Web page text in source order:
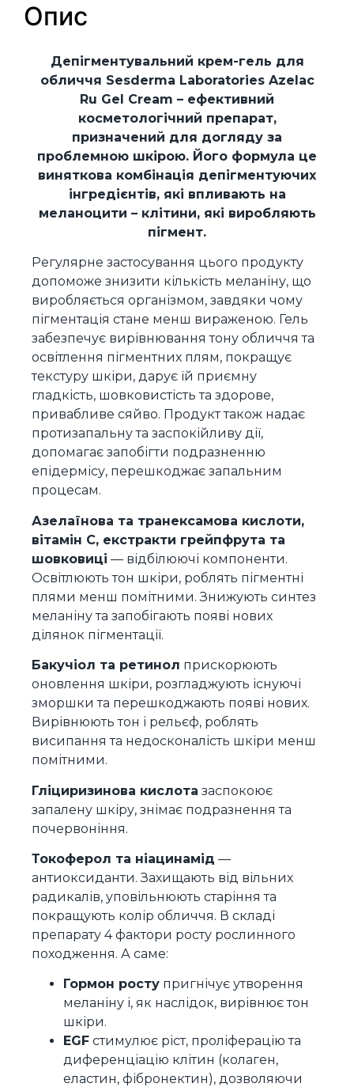
Опис
Депігментувальний крем-гель для
обличчя Sesderma Laboratories Azelac
Ru Gel Cream – ефективний
косметологічний препарат,
призначений для догляду за
проблемною шкірою. Його формула це
виняткова комбінація депігментуючих
інгредієнтів, які впливають на
меланоцити – клітини, які виробляють
пігмент.
Регулярне застосування цього продукту
допоможе знизити кількість меланіну, що
виробляється організмом, завдяки чому
пігментація стане менш вираженою. Гель
забезпечує вирівнювання тону обличчя та
освітлення пігментних плям, покращує
текстуру шкіри, дарує їй приємну
гладкість, шовковистість та здорове,
привабливе сяйво. Продукт також надає
протизапальну та заспокійливу дії,
допомагає запобігти подразненню
епідермісу, перешкоджає запальним
процесам.
Азелаїнова та транексамова кислоти,
вітамін С, екстракти грейпфрута та
шовковиці — відбілюючі компоненти.
Освітлюють тон шкіри, роблять пігментні
плями менш помітними. Знижують синтез
меланіну та запобігають появі нових
ділянок пігментації.
Бакучіол та ретинол прискорюють
оновлення шкіри, розгладжують існуючі
зморшки та перешкоджають появі нових.
Вирівнюють тон і рельєф, роблять
висипання та недосконалість шкіри менш
помітними.
Гліциризинова кислота заспокоює
запалену шкіру, знімає подразнення та
почервоніння.
Токоферол та ніацинамід —
антиоксиданти. Захищають від вільних
радикалів, уповільнюють старіння та
покращують колір обличчя. В складі
препарату 4 фактори росту рослинного
походження. А саме:
Гормон росту пригнічує утворення
меланіну і, як наслідок, вирівнює тон
шкіри.
EGF стимулює ріст, проліферацію та
диференціацію клітин (колаген,
еластин, фібронектин), дозволяючи